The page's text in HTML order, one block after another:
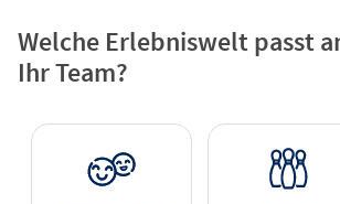
Welche Erlebniswelt passt
Ihr Team?